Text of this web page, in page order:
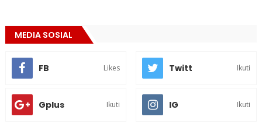
MEDIA SOSIAL
FB Likes Twitt Ikuti
Gplus Ikuti IG Ikuti